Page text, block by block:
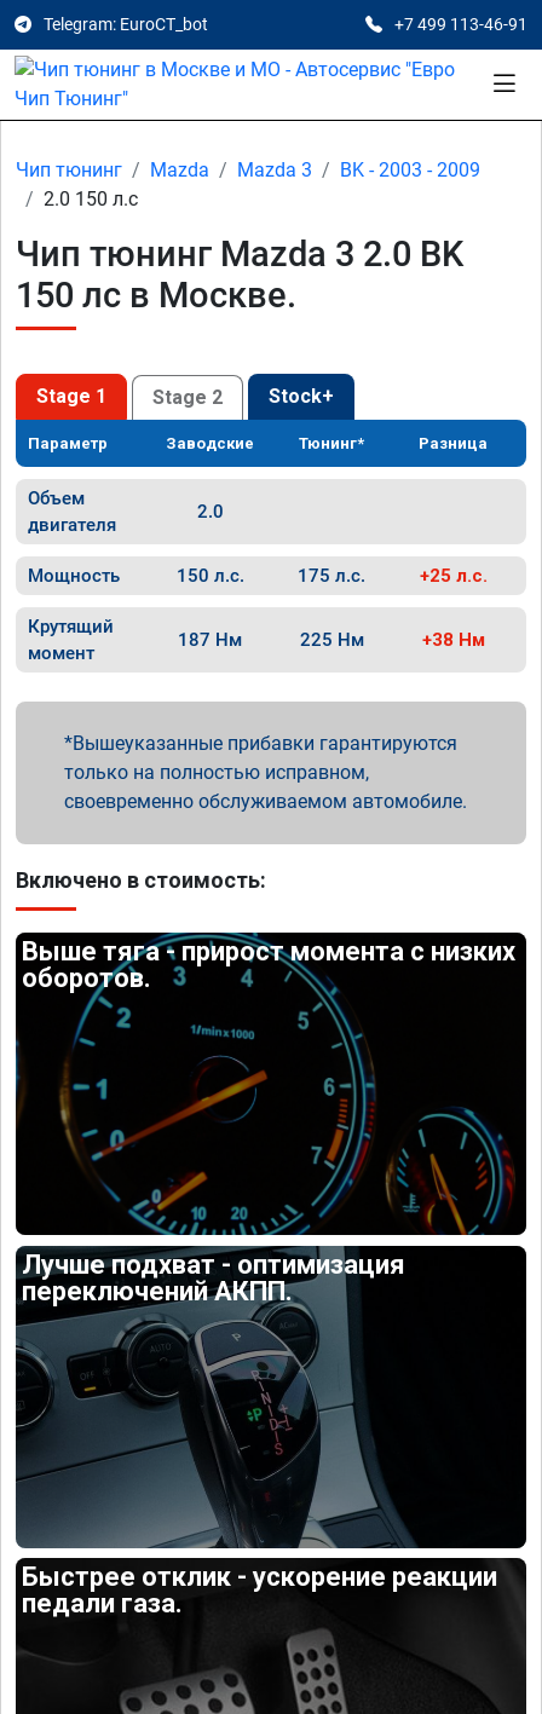
Telegram: EuroCT_bot +7 499 113-46-91
Чип тюнинг Mazda Mazda 3
BK - 2003 - 2009
2.0 150 л.с
Чип тюнинг Mazda 3 2.0 BK
150 лс в Москве.
Stage 1 Stage 2 Stock+
Параметр Заводские Тюнинг* Разница
Объем
двигателя
2.0
Мощность 150 л.с. 175 л.с. +25 л.с.
Крутящий
момент
187 Нм 225 Нм +38 Нм
Вышеуказанные прибавки гарантируются
только на полностью исправном,
своевременно обслуживаемом автомобиле.
Включено в стоимость:
Выше тяга - прирост момента с низких
оборотов.
Лучше подхват - оптимизация
переключений АКПП.
Быстрее отклик - ускорение реакции
педали газа.